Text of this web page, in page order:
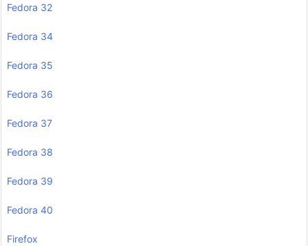
Fedora 32
Fedora 34
Fedora 35
Fedora 36
Fedora 37
Fedora 38
Fedora 39
Fedora 40
Firefox